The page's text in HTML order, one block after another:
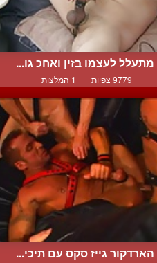
מתעלל לעצמו בזין ואחכ גו...
9779 צפיות | 1 המלצות
הארדקור גייז סקס עם תיכי...